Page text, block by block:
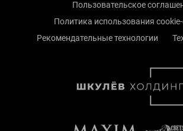
Пользовательское
Политика использования
Рекомендательные технологии